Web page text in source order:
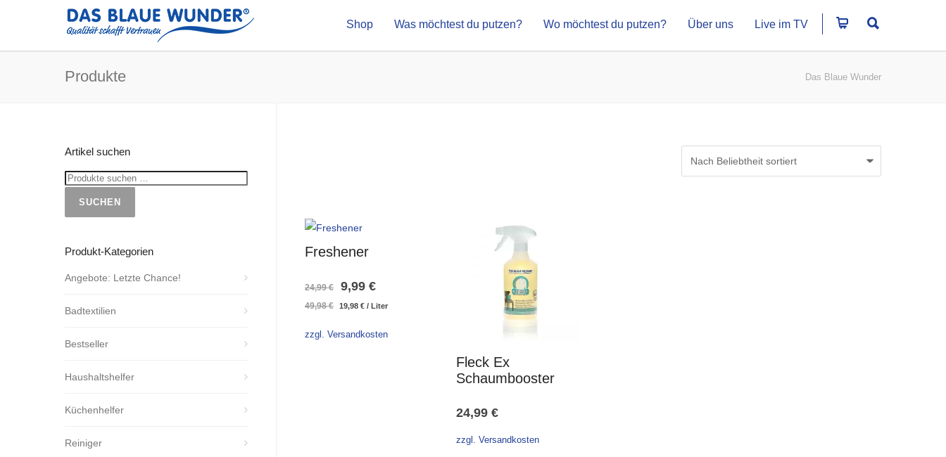
Shop Was möchtest du putzen? Wo möchtest du putzen? Über uns Live im TV
Produkte Das Blaue Wunder
Freshener
24,99€
Ursprünglicher
Preis
war:
9,99 €Aktueller
Preis
ist:
49,98€
Ursprünglicher
war:
19,98 €Aktueller
ist:
/ Liter
zzgl. Versandkosten
Fleck Ex
Schaumbooster
24,99 €
zzgl. Versandkosten
Artikel suchen
SUCHEN
Produkt-Kategorien
Angebote: Letzte Chance!
Badtextilien
Bestseller
Haushaltshelfer
Küchenhelfer
Reiniger